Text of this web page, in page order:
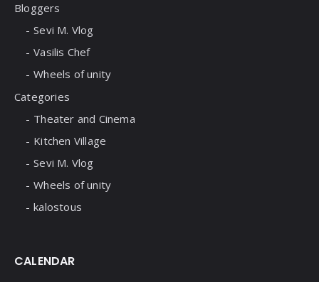
Bloggers
Sevi M. Vlog
Vasilis Chef
Wheels of unity
Categories
Theater and Cinema
Kitchen Village
Sevi M. Vlog
Wheels of unity
kalostous
CALENDAR